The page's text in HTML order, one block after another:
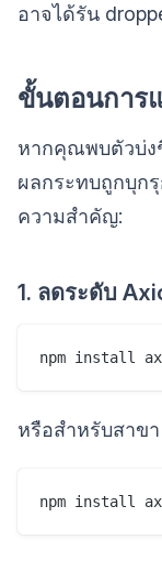
อาจได้รัน
ขั้นตอนการ
หากคุณพบตัวบ่ง
ผลกระทบถูกบุก
ความสำคัญ:
1. ลดระดับ
หรือสำหรับสาขา